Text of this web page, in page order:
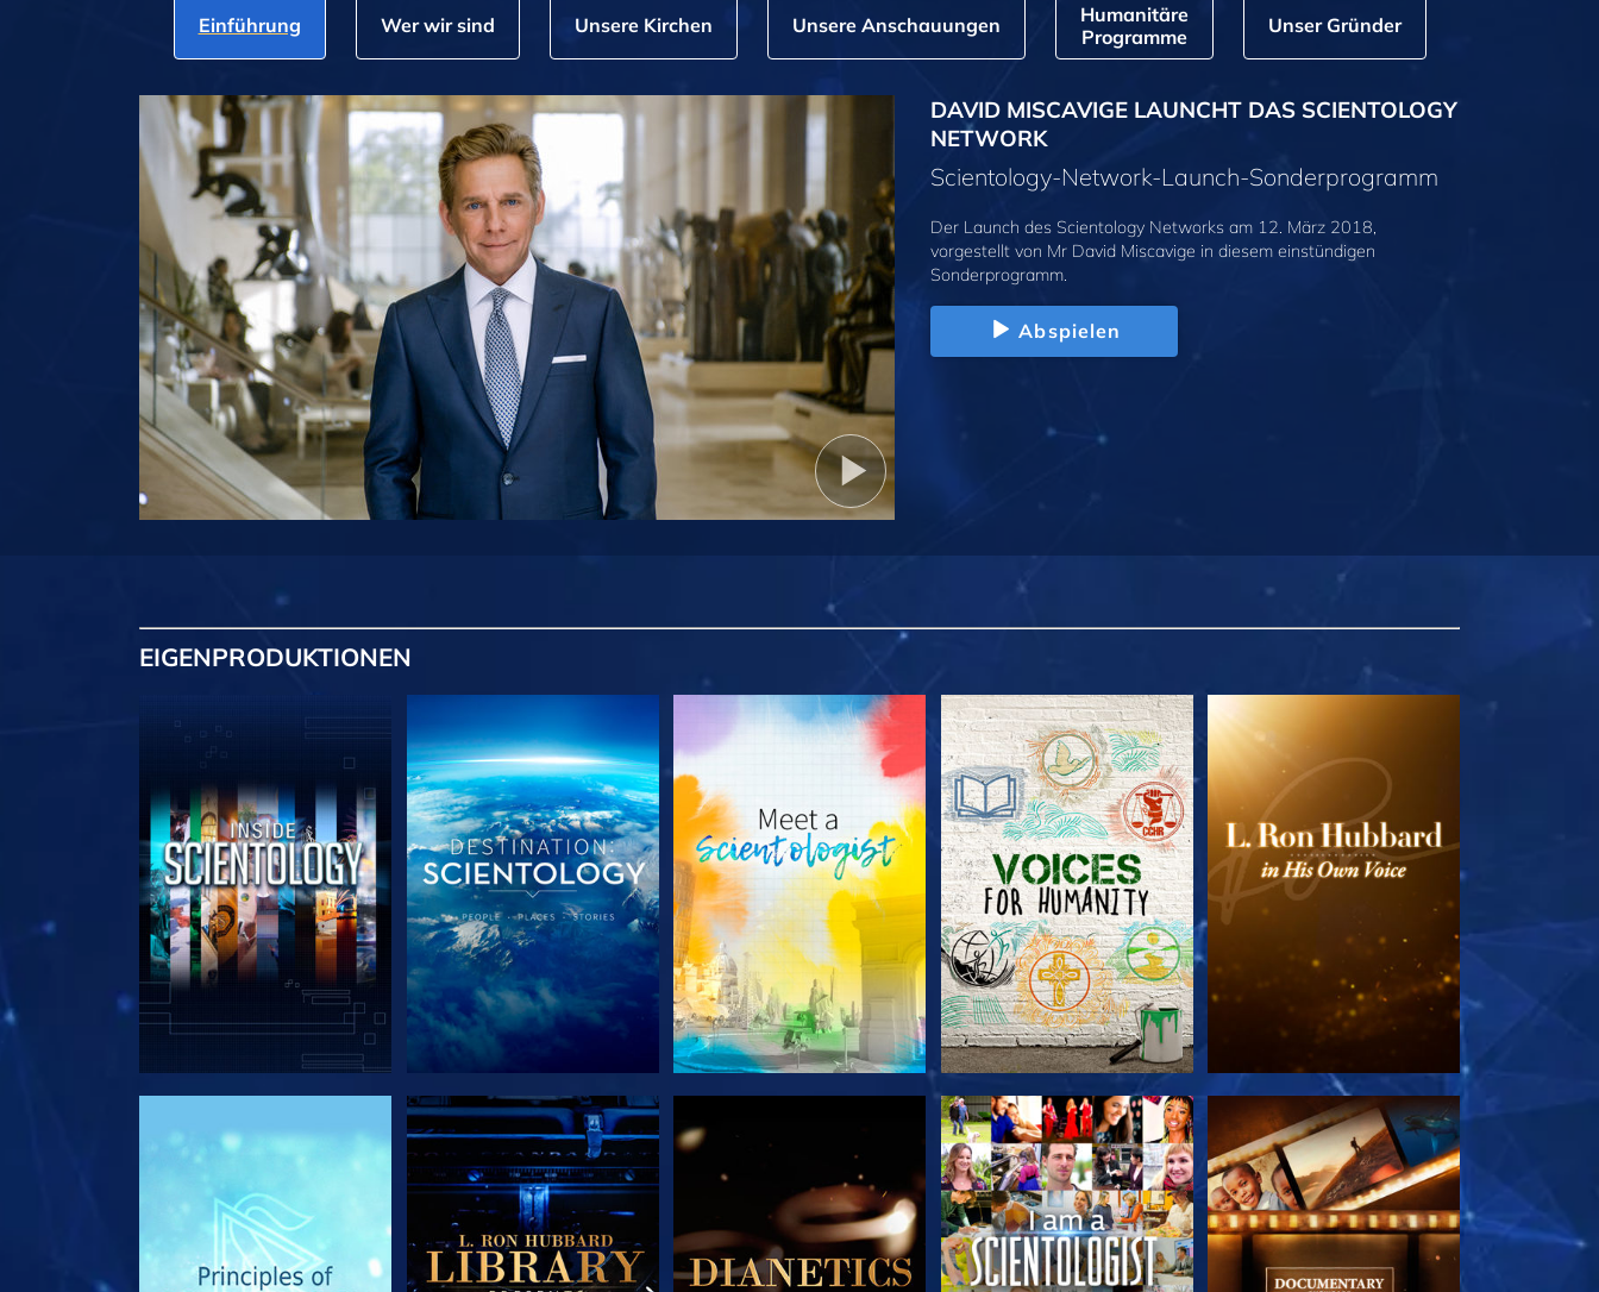
Einführung Wer wir sind Unsere Kirchen Unsere Anschauungen
Humanitäre
Programme
Unser Gründer
DAVID MISCAVIGE LAUNCHT DAS SCIENTOLOGY
NETWORK
Scientology-Network-Launch-Sonderprogramm
Der Launch des Scientology Networks am 12. März 2018,
vorgestellt von Mr David Miscavige in diesem einstündigen
Sonderprogramm.
Abspielen
EIGENPRODUKTIONEN
SERIE ENTDECKEN SERIE ENTDECKEN SERIE ENTDECKEN SERIE ENTDECKEN SERIE ENTDECKEN